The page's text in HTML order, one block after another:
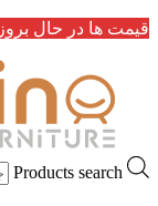
قیمت ها در حال
Products search